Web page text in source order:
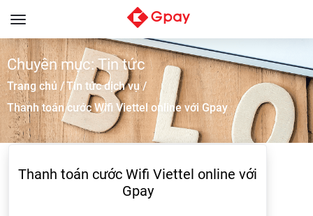
Toggle
Chuyên mục: Tin tức
Trang chủ /Tin tức dịch vụ /
Thanh toán cước Wifi Viettel online với Gpay
Thanh toán cước Wifi Viettel online với
Gpay